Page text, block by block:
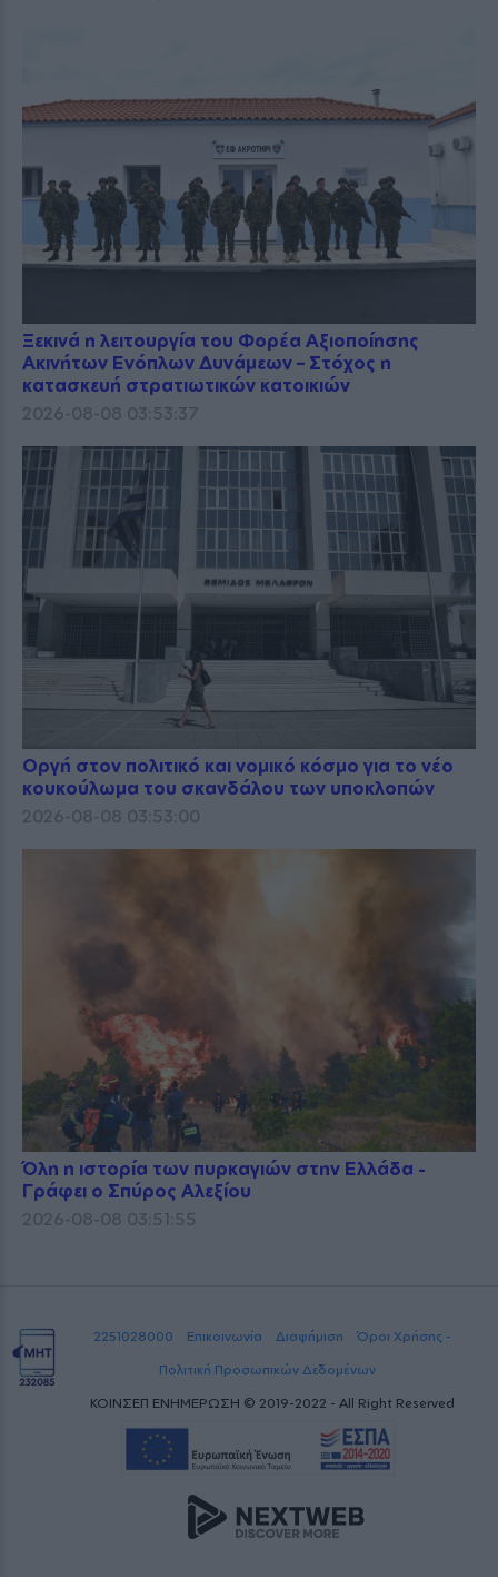
Ξεκινά η λειτουργία του Φορέα Αξιοποίησης
Ακινήτων Ενόπλων Δυνάμεων – Στόχος η
κατασκευή στρατιωτικών κατοικιών
2026-08-08 03:53:37
Οργή στον πολιτικό και νομικό κόσμο για το νέο
κουκούλωμα του σκανδάλου των υποκλοπών
2026-08-08 03:53:00
Όλη η ιστορία των πυρκαγιών στην Ελλάδα -
Γράφει ο Σπύρος Αλεξίου
2026-08-08 03:51:55
2251028000 Επικοινωνία Διαφήμιση
Όροι Χρήσης -
Πολιτική Προσωπικών Δεδομένων
ΚΟΙΝΣΕΠ ΕΝΗΜΕΡΩΣΗ © 2019-2022 - All Right Reserved